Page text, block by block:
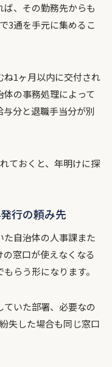
、その勤務先からも
3通を手元に集めるこ
1ヶ月以内に交付され
の事務処理によって
分と退職手当分が別
ておくと、年明けに探
行の頼み先
自治体の人事課また
窓口が使えなくなる
らう形になります。
いた部署、必要なの
失した場合も同じ窓口